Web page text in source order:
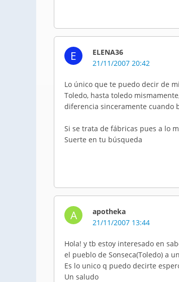
E
ELENA36
21/11/2007 20:42
Lo único que te puedo decir de
Toledo, hasta toledo
diferencia sinceramente cuando
Si se trata de fábricas pues a lo
Suerte en tu búsqueda
A
apotheka
21/11/2007 13:44
Hola! y tb estoy interesado en
el pueblo de Sonseca(Toledo) a
Es lo unico q puedo decirte
Un saludo